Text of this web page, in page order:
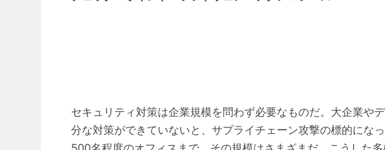
セキュリティ対策は企業規模を問わず必要なものだ。大企業や
分な対策ができていないと、サプライチェーン攻撃の標的にな